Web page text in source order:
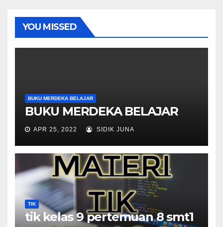
YOU MISSED
BUKU MERDEKA BELAJAR
BUKU MERDEKA BELAJAR
APR 25, 2022 SIDIK JUNA
TIK
tik kelas 9 pertemuan 8 smt1